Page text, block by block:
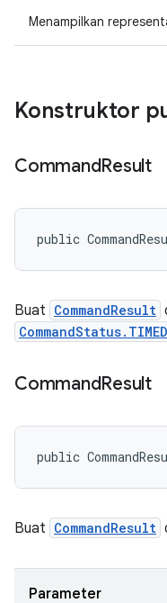
Menampilkan
Konstruktor
CommandResult
public
Buat CommandResult
CommandResult
public
Buat CommandResult
Parameter